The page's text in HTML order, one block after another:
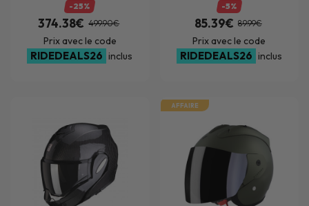
-25%
374.38€ 499.90€
Prix avec le code
RIDEDEALS26 inclus
-5%
85.39€ 89.99€
Prix avec le code
RIDEDEALS26 inclus
AFFAIRE